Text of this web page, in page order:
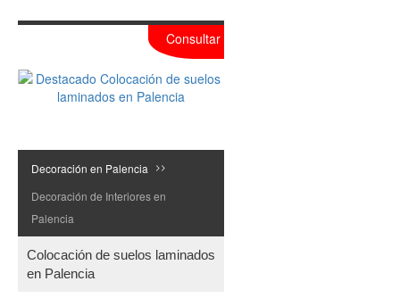
Decoración en Palencia >>
Decoración de Interiores en
Palencia
Colocación de suelos laminados
en Palencia
Consultar